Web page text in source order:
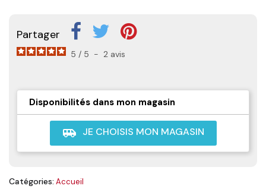
Partager
5 / 5 - 2 avis
Disponibilités dans mon magasin
airport_shuttle JE CHOISIS MON MAGASIN
Catégories: Accueil